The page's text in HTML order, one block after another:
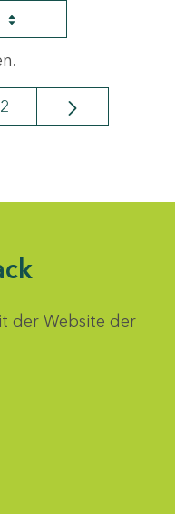
Seite
2
der Website der
auswählen